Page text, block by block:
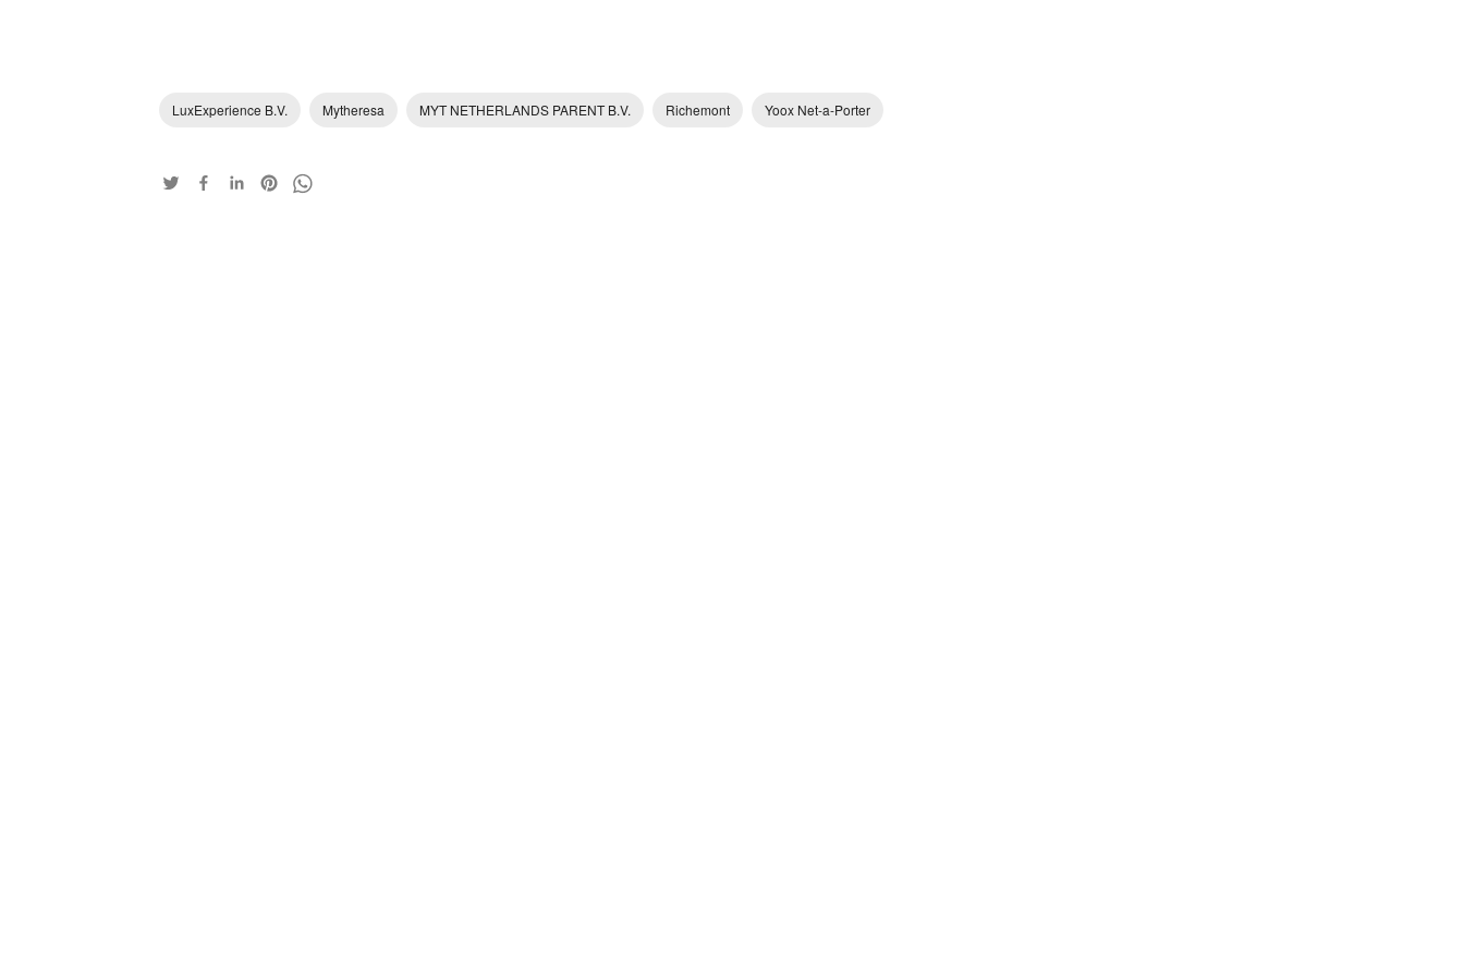
LuxExperience B.V. Mytheresa MYT NETHERLANDS PARENT B.V. Richemont Yoox Net-a-Porter